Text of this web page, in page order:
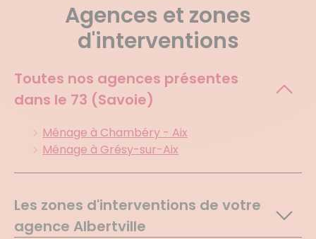
Agences et zones
d'interventions
Toutes nos agences présentes
dans le 73 (Savoie)
Ménage à Chambéry - Aix
Ménage à Grésy-sur-Aix
Les zones d'interventions de votre
agence Albertville